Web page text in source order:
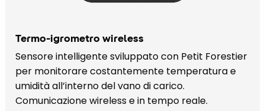
Termo-igrometro wireless
Sensore intelligente sviluppato con Petit Forestier
per monitorare costantemente temperatura e
umidità all’interno del vano di carico.
Comunicazione wireless e in tempo reale.